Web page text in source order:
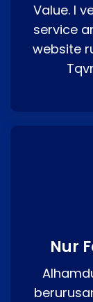
Value. I
service
website
Nur